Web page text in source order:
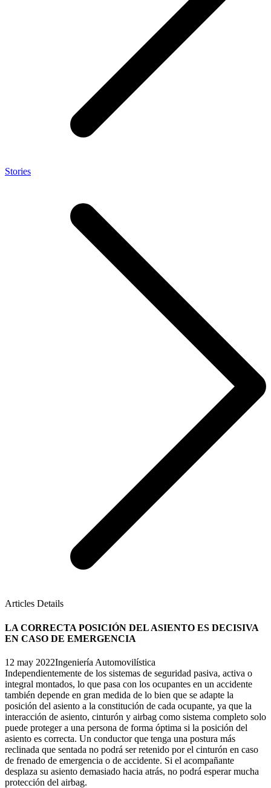
Stories
Articles Details
LA CORRECTA POSICIÓN DEL ASIENTO ES DECISIVA
EN CASO DE EMERGENCIA
12 may 2022Ingeniería Automovilística
Independientemente de los sistemas de seguridad pasiva, activa o
integral montados, lo que pasa con los ocupantes en un accidente
también depende en gran medida de lo bien que se adapte la
posición del asiento a la constitución de cada ocupante, ya que la
interacción de asiento, cinturón y airbag como sistema completo solo
puede proteger a una persona de forma óptima si la posición del
asiento es correcta. Un conductor que tenga una postura más
reclinada que sentada no podrá ser retenido por el cinturón en caso
de frenado de emergencia o de accidente. Si el acompañante
desplaza su asiento demasiado hacia atrás, no podrá esperar mucha
protección del airbag.